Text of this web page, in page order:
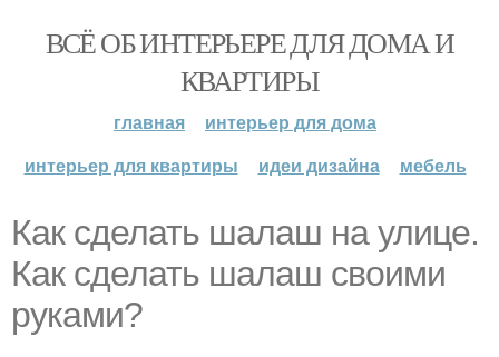
ВСЁ ОБ ИНТЕРЬЕРЕ ДЛЯ ДОМА И
КВАРТИРЫ
главная
интерьер для дома
интерьер для квартиры
идеи дизайна мебель
Как сделать шалаш на улице.
Как сделать шалаш своими
руками?